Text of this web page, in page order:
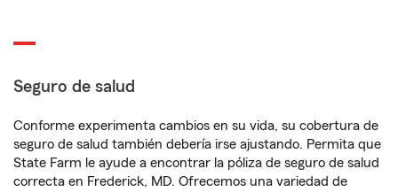
Seguro de salud
Conforme experimenta cambios en su vida, su cobertura de
seguro de salud también debería irse ajustando. Permita que
State Farm le ayude a encontrar la póliza de seguro de salud
correcta en Frederick, MD. Ofrecemos una variedad de